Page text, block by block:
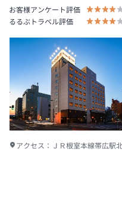
お客様アンケート評価
るるぶトラベル評価
アクセス： ＪＲ根室本線帯広駅